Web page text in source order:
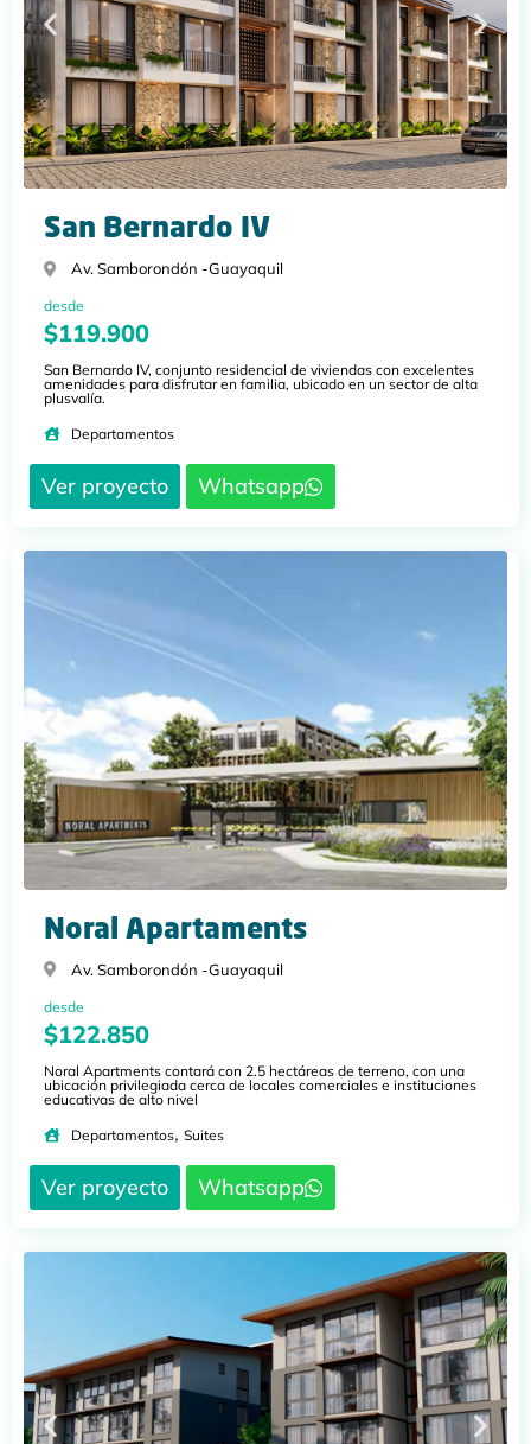
San Bernardo IV
Av. Samborondón -Guayaquil
desde
$119.900
San Bernardo IV, conjunto residencial de viviendas con excelentes
amenidades para disfrutar en familia, ubicado en un sector de alta
plusvalía.
Departamentos
Ver proyecto Whatsapp
Noral Apartaments
Av. Samborondón -Guayaquil
desde
$122.850
Noral Apartments contará con 2.5 hectáreas de terreno, con una
ubicación privilegiada cerca de locales comerciales e instituciones
educativas de alto nivel
Departamentos, Suites
Ver proyecto Whatsapp